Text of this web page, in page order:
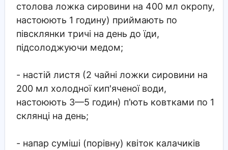
столова ложка сировини на 400 мл окропу,
настоюють 1 годину) приймають по
півсклянки тричі на день до їди,
підсолоджуючи медом;
- настій листя (2 чайні ложки сировини на
200 мл холодної кип'яченої води,
настоюють 3—5 годин) п'ють ковтками по 1
склянці на день;
- напар суміші (порівну) квіток калачиків